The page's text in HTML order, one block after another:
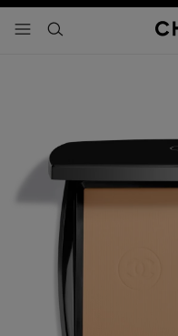
- navegación principal
buscar